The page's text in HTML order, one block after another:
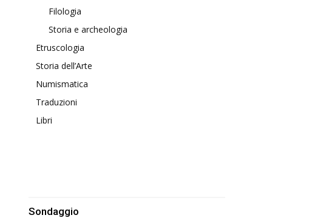
Filologia
Storia e archeologia
Etruscologia
Storia dell’Arte
Numismatica
Traduzioni
Libri
Sondaggio